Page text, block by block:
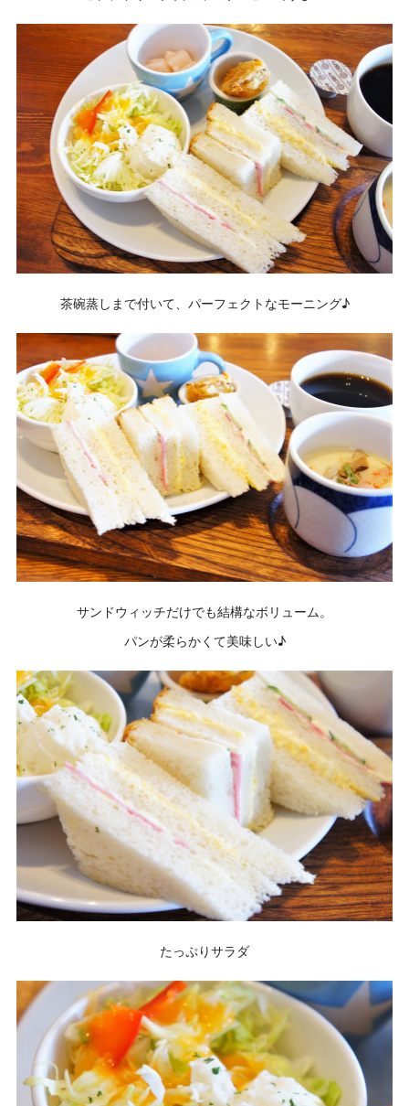
茶碗蒸しまで付いて、パーフェクトなモーニング♪
サンドウィッチだけでも結構なボリューム。
パンが柔らかくて美味しい♪
たっぷりサラダ